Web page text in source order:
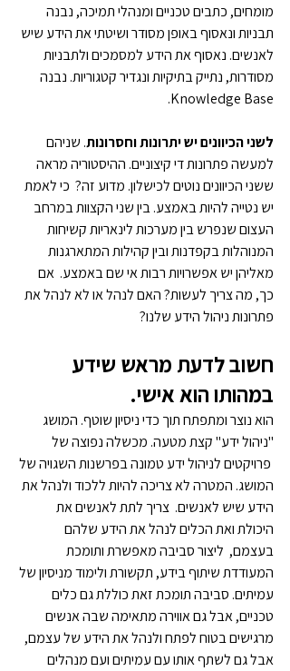
מומחים, כתבים טכניים ומנהלי תמיכה, נבנה
תבניות ונאסוף באופן מסודר ושיטתי את הידע שיש
לאנשים. נאסוף את הידע למסמכים ולתבניות
מסודרות, נתייק בתיקיות ונגדיר קטגוריות. נבנה
Knowledge Base.
לשני הכיוונים יש יתרונות וחסרונות. שניהם
למעשה פתרונות די קיצוניים. ההיסטוריה מראה
ששני הכיוונים נוטים לכישלון. מדוע זה?  כי לאמת
יש נטייה להיות באמצע. בין שני הקצוות במרחב
העצום שנפרש בין מערכות לינאריות קשיחות
המנוהלות בקפדנות ובין קהילות המתארגנות
מאליהן יש אפשרויות רבות אי שם באמצע.  אם
כך, מה צריך לעשות? האם לנהל או לא לנהל את
פתרונות ניהול הידע שלנו?
חשוב לדעת מראש שידע
במהותו הוא אישי.
הוא נוצר ומתפתח תוך כדי ניסיון שוטף. המושג
"ניהול ידע" קצת מטעה. מכשלה נפוצה של
פרויקטים לניהול ידע טמונה בפרשנות השגויה של
המושג. המטרה לא צריכה להיות ללכוד ולנהל את
הידע שיש לאנשים.  צריך לתת לאנשים את
היכולת ואת הכלים לנהל את הידע שלהם
בעצמם,  ליצור סביבה מאפשרת ותומכת
המעודדת שיתוף בידע, תקשורת ולימוד מניסיון של
עמיתים. סביבה תומכת זאת כוללת גם כלים
טכניים, אבל גם אווירה מתאימה שבה אנשים
מרגישים בטוח לפתח ולנהל את הידע של עצמם,
אבל גם לשתף אותו עם עמיתים ועם מנהלים